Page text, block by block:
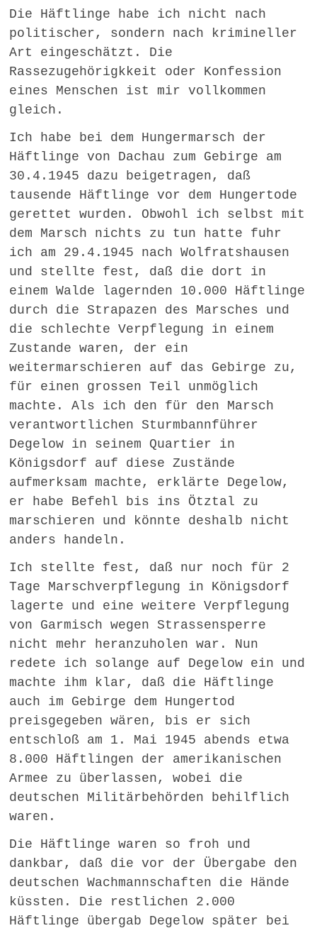
Die Häftlinge habe ich nicht nach
politischer, sondern nach krimineller
Art eingeschätzt. Die
Rassezugehörigkkeit oder Konfession
eines Menschen ist mir vollkommen
gleich.
Ich habe bei dem Hungermarsch der
Häftlinge von Dachau zum Gebirge am
30.4.1945 dazu beigetragen, daß
tausende Häftlinge vor dem Hungertode
gerettet wurden. Obwohl ich selbst mit
dem Marsch nichts zu tun hatte fuhr
ich am 29.4.1945 nach Wolfratshausen
und stellte fest, daß die dort in
einem Walde lagernden 10.000 Häftlinge
durch die Strapazen des Marsches und
die schlechte Verpflegung in einem
Zustande waren, der ein
weitermarschieren auf das Gebirge zu,
für einen grossen Teil unmöglich
machte. Als ich den für den Marsch
verantwortlichen Sturmbannführer
Degelow in seinem Quartier in
Königsdorf auf diese Zustände
aufmerksam machte, erklärte Degelow,
er habe Befehl bis ins Ötztal zu
marschieren und könnte deshalb nicht
anders handeln.
Ich stellte fest, daß nur noch für 2
Tage Marschverpflegung in Königsdorf
lagerte und eine weitere Verpflegung
von Garmisch wegen Strassensperre
nicht mehr heranzuholen war. Nun
redete ich solange auf Degelow ein und
machte ihm klar, daß die Häftlinge
auch im Gebirge dem Hungertod
preisgegeben wären, bis er sich
entschloß am 1. Mai 1945 abends etwa
8.000 Häftlingen der amerikanischen
Armee zu überlassen, wobei die
deutschen Militärbehörden behilflich
waren.
Die Häftlinge waren so froh und
dankbar, daß die vor der Übergabe den
deutschen Wachmannschaften die Hände
küssten. Die restlichen 2.000
Häftlinge übergab Degelow später bei